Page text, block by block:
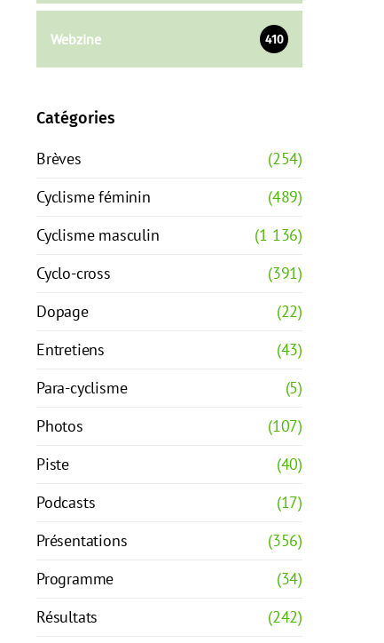
Webzine 410
Catégories
Brèves
(254)
Cyclisme féminin
(489)
Cyclisme masculin
(1 136)
Cyclo-cross
(391)
Dopage
(22)
Entretiens
(43)
Para-cyclisme
(5)
Photos
(107)
Piste
(40)
Podcasts
(17)
Présentations
(356)
Programme
(34)
Résultats
(242)